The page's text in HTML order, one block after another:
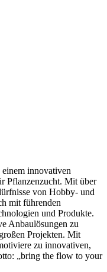
innovativen
Pflanzenzucht. Mit über
von Hobby- und
mit führenden
und Produkte.
Anbaulösungen zu
Projekten. Mit
zu innovativen,
„bring the flow to your